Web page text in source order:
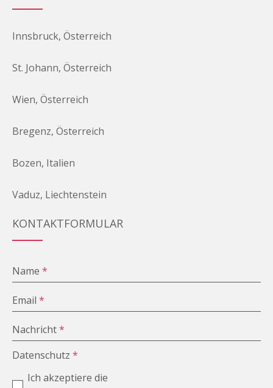
Innsbruck, Österreich
St. Johann, Österreich
Wien, Österreich
Bregenz, Österreich
Bozen, Italien
Vaduz, Liechtenstein
KONTAKTFORMULAR
Name*
Email*
Nachricht*
Datenschutz*
Ich akzeptiere die